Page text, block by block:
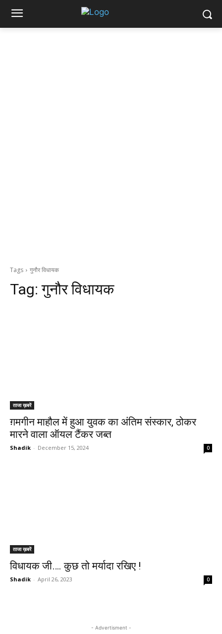
Tags गुनौर विधायक
Tag:गुनौर विधायक
ताजा ख़बरें
ग़मगीन माहौल में हुआ युवक का अंतिम संस्कार, ठोकर
मारने वाला ऑयल टैंकर जब्त
Shadik - December 15, 2024 0
ताजा ख़बरें
विधायक जी…. कुछ तो मर्यादा रखिए !
Shadik - April 26, 2023 0
- Advertisment -